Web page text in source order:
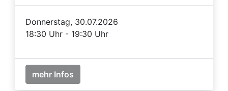
Donnerstag, 30.07.2026
18:30 Uhr - 19:30 Uhr
mehr Infos